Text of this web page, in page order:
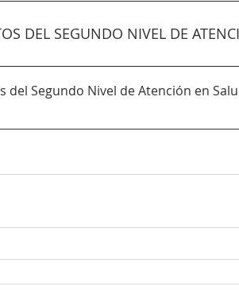
DEL SEGUNDO NIVEL DE
del Segundo Nivel de Atención en